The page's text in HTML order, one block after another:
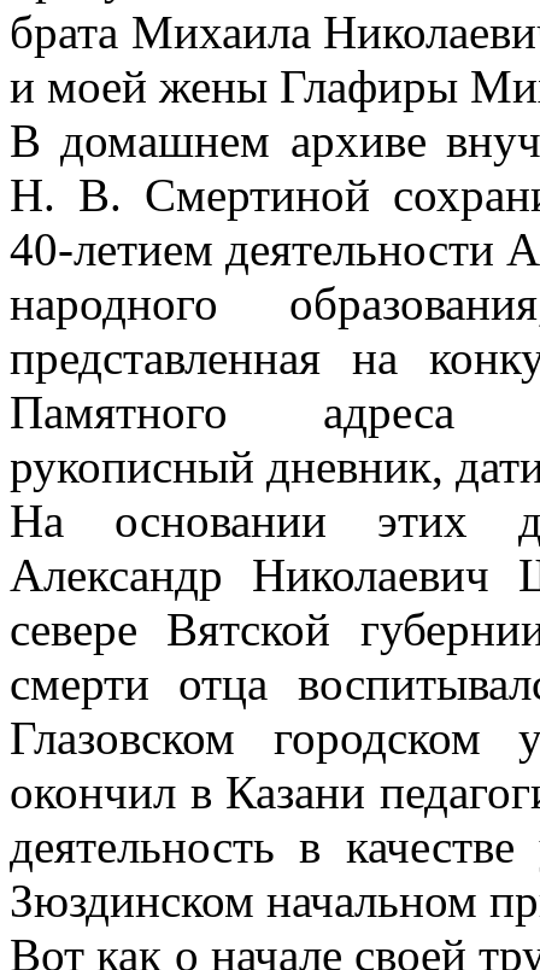
брата Михаила
и моей жены Глафиры
В домашнем архиве
Н. В. Смертиной
40-летием деятельности
народного
представленная на
Памятного адреса
рукописный дневник,
На основании этих
Александр
севере Вятской
смерти отца
Глазовском
окончил в Казани
деятельность в
Зюздинском начальном
Вот как о начале своей